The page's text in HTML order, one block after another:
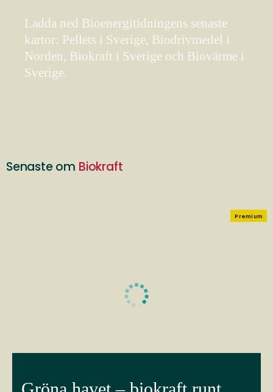
Ladda ned Bioenergitidningens senaste
kartor: Pellets i Sverige, Biodrivmedel i
Norden, Biokraft i Sverige och Biovärme i
Sverige.
Senaste om Biokraft
Premium